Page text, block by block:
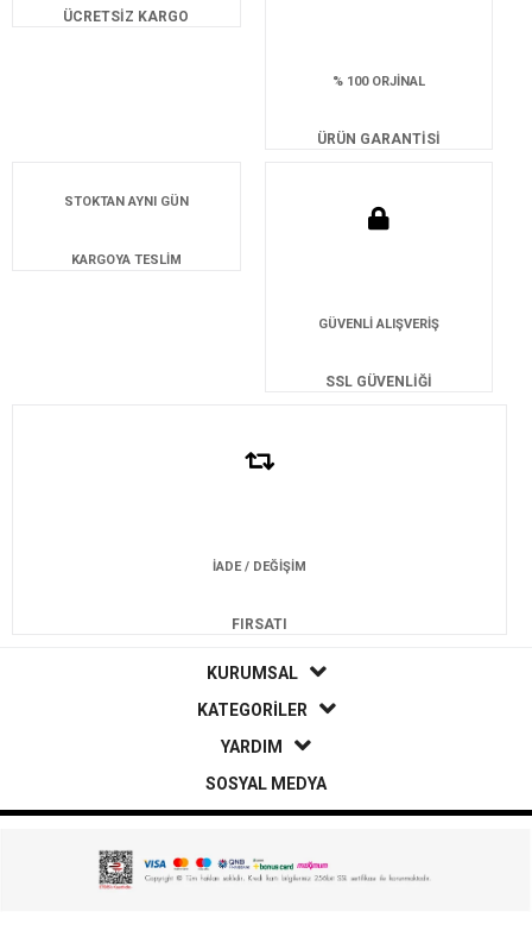
ÜCRETSİZ KARGO
% 100 ORJİNAL
ÜRÜN GARANTİSİ
STOKTAN AYNI GÜN
KARGOYA TESLİM
GÜVENLİ ALIŞVERİŞ
SSL GÜVENLİĞİ
İADE / DEĞİŞİM
FIRSATI
KURUMSAL
KATEGORİLER
YARDIM
SOSYAL MEDYA